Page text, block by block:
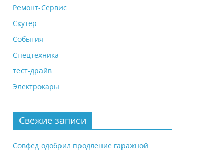
Ремонт-Сервис
Скутер
События
Спецтехника
тест-драйв
Электрокары
Свежие записи
Совфед одобрил продление гаражной